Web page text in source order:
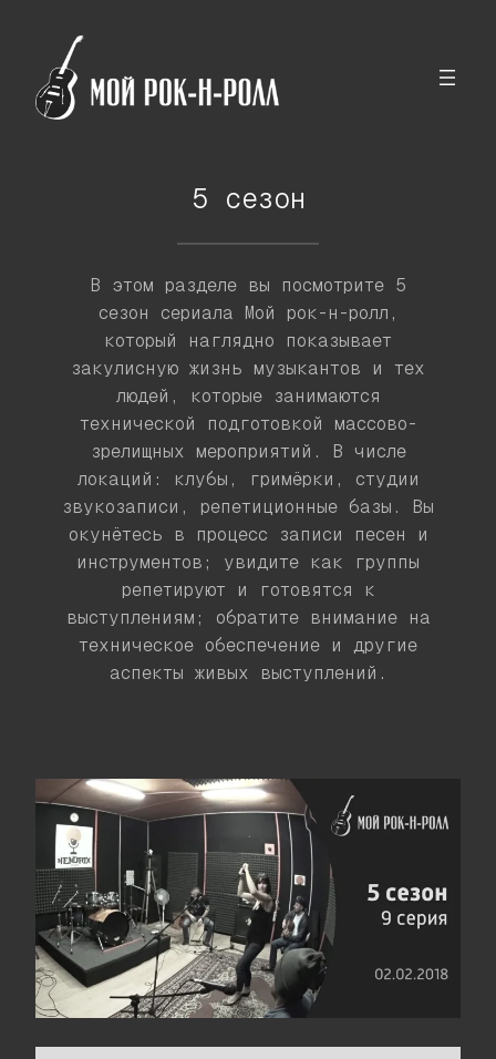
содержимому
5 сезон
В этом разделе вы посмотрите 5
сезон сериала Мой рок-н-ролл,
который наглядно показывает
закулисную жизнь музыкантов и тех
людей, которые занимаются
технической подготовкой массово-
зрелищных мероприятий. В числе
локаций: клубы, гримёрки, студии
звукозаписи, репетиционные базы. Вы
окунётесь в процесс записи песен и
инструментов; увидите как группы
репетируют и готовятся к
выступлениям; обратите внимание на
техническое обеспечение и другие
аспекты живых выступлений.